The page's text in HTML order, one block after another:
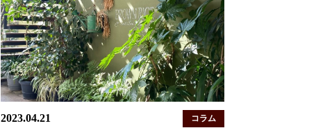
2023.04.21 コラム